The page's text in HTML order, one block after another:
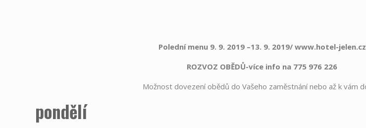
Polední menu 9. 9. 2019 –13. 9. 2019/ www.hotel-jelen.cz
ROZVOZ OBĚDŮ-více info na 775 976 226
Možnost dovezení obědů do Vašeho zaměstnání nebo až k vám
pondělí